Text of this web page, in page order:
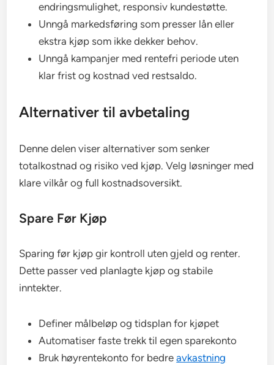
endringsmulighet, responsiv kundestøtte.
Unngå markedsføring som presser lån eller
ekstra kjøp som ikke dekker behov.
Unngå kampanjer med rentefri periode uten
klar frist og kostnad ved restsaldo.
Alternativer til avbetaling
Denne delen viser alternativer som senker
totalkostnad og risiko ved kjøp. Velg løsninger med
klare vilkår og full kostnadsoversikt.
Spare Før Kjøp
Sparing før kjøp gir kontroll uten gjeld og renter.
Dette passer ved planlagte kjøp og stabile
inntekter.
Definer målbeløp og tidsplan for kjøpet
Automatiser faste trekk til egen sparekonto
Bruk høyrentekonto for bedreavkastning